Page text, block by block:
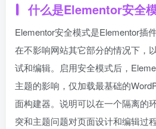
什么是Elementor安全
Elementor安全模式是Elementor插
在不影响网站其它部分的情况下，
试和编辑。启用安全模式后，
主题的影响，仅加载最基础的
面构建器。说明可以在一个隔离的
突和主题问题对页面设计和编辑过程